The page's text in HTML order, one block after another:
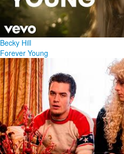
Becky Hill
Forever Young